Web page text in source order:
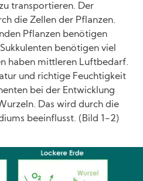
transportieren. Der
die Zellen der Pflanzen.
Pflanzen benötigen
benötigen viel
haben mittleren Luftbedarf.
und richtige Feuchtigkeit
bei der Entwicklung
Das wird durch die
beeinflusst. (Bild 1-2)